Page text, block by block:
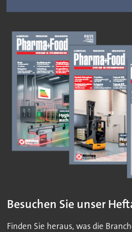
Besuchen Sie unser
Finden Sie heraus, was die